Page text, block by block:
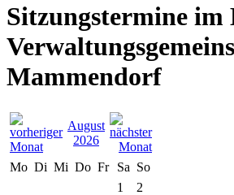
Sitzungstermine im
Mammendorf
August
2026
Mo Di Mi Do Fr Sa So
1
2